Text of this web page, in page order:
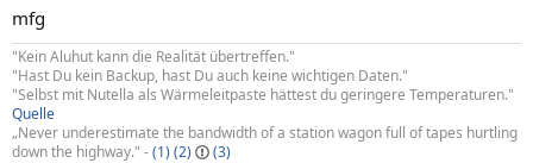
mfg
"Kein Aluhut kann die Realität übertreffen."
"Hast Du kein Backup, hast Du auch keine wichtigen Daten."
"Selbst mit Nutella als Wärmeleitpaste hättest du geringere Temperaturen."
Quelle
„Never underestimate the bandwidth of a station wagon full of tapes hurtling
down the highway." -(1) (2) (3)